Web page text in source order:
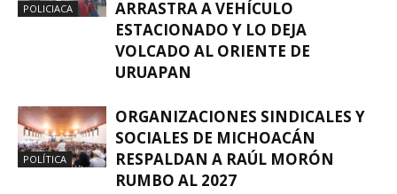
POLICIACA
ARRASTRA A VEHÍCULO
ESTACIONADO Y LO DEJA
VOLCADO AL ORIENTE DE
URUAPAN
POLÍTICA
ORGANIZACIONES SINDICALES Y
SOCIALES DE MICHOACÁN
RESPALDAN A RAÚL MORÓN
RUMBO AL 2027